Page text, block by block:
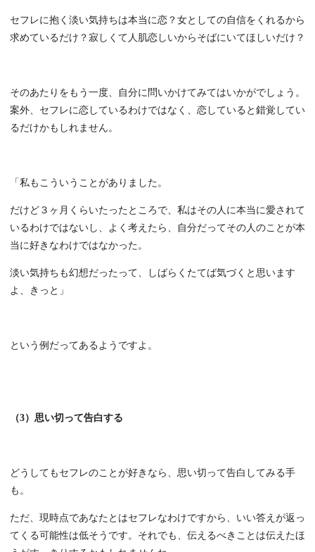
セフレに抱く淡い気持ちは本当に恋？女としての自信をくれるから
求めているだけ？寂しくて人肌恋しいからそばにいてほしいだけ？
そのあたりをもう一度、自分に問いかけてみてはいかがでしょう。
案外、セフレに恋しているわけではなく、恋していると錯覚してい
るだけかもしれません。
「私もこういうことがありました。
だけど３ヶ月くらいたったところで、私はその人に本当に愛されて
いるわけではないし、よく考えたら、自分だってその人のことが本
当に好きなわけではなかった。
淡い気持ちも幻想だったって、しばらくたてば気づくと思います
よ、きっと」
という例だってあるようですよ。
（3）思い切って告白する
どうしてもセフレのことが好きなら、思い切って告白してみる手
も。
ただ、現時点であなたとはセフレなわけですから、いい答えが返っ
てくる可能性は低そうです。それでも、伝えるべきことは伝えたほ